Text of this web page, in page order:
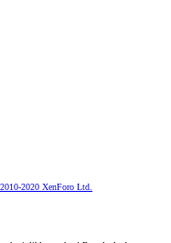
2020 XenForo Ltd.